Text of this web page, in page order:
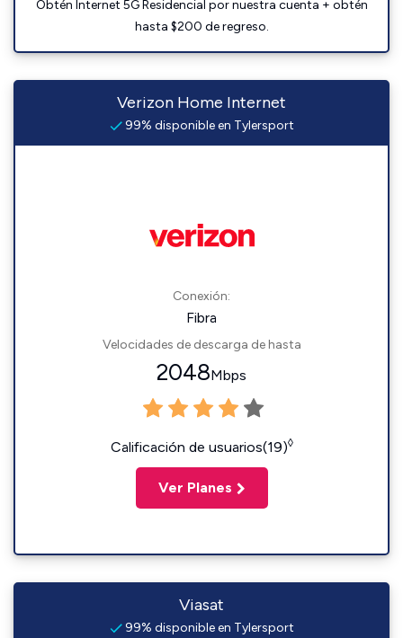
Obtén Internet 5G Residencial por nuestra cuenta + obtén
hasta $200 de regreso.
Verizon Home Internet
99% disponible en Tylersport
Conexión:
Fibra
Velocidades de descarga de hasta
2048Mbps
Calificación de usuarios(19)◊
Ver Planes
Viasat
99% disponible en Tylersport